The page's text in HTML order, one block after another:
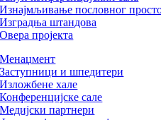
Изнајмљивање пословног
Изградња штандова
Овера пројекта
Менаџмент
Заступници и шпедитери
Изложбене хале
Конференцијске сале
Медијски партнери